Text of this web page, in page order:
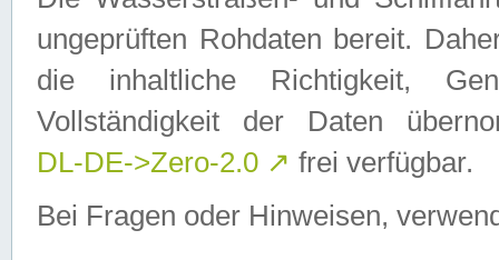
ungeprüften Rohdaten bereit.
die inhaltliche Richtigkeit,
Vollständigkeit der Daten
DL-DE->Zero-2.0 ↗ frei verfügbar.
Bei Fragen oder Hinweisen,